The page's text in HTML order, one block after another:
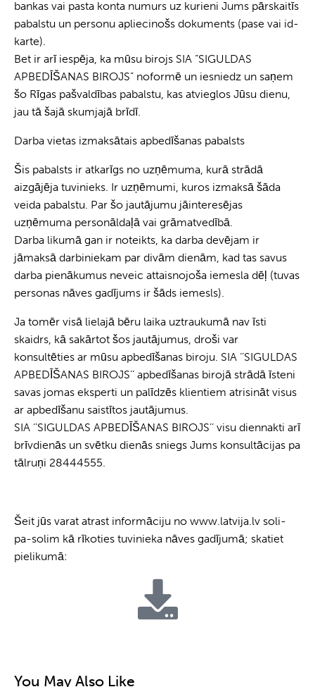
bankas vai pasta konta numurs uz kurieni Jums pārskaitīs
pabalstu un personu apliecinošs dokuments (pase vai id-
karte).
Bet ir arī iespēja, ka mūsu birojs SIA “SIGULDAS
APBEDĪŠANAS BIROJS” noformē un iesniedz un saņem
šo Rīgas pašvaldības pabalstu, kas atvieglos Jūsu dienu,
jau tā šajā skumjajā brīdī.
Darba vietas izmaksātais apbedīšanas pabalsts
Šis pabalsts ir atkarīgs no uzņēmuma, kurā strādā
aizgājēja tuvinieks. Ir uzņēmumi, kuros izmaksā šāda
veida pabalstu. Par šo jautājumu jāinteresējas
uzņēmuma personāldaļā vai grāmatvedībā.
Darba likumā gan ir noteikts, ka darba devējam ir
jāmaksā darbiniekam par divām dienām, kad tas savus
darba pienākumus neveic attaisnojoša iemesla dēļ (tuvas
personas nāves gadījums ir šāds iemesls).
Ja tomēr visā lielajā bēru laika uztraukumā nav īsti
skaidrs, kā sakārtot šos jautājumus, droši var
konsultēties ar mūsu apbedīšanas biroju. SIA ‘’SIGULDAS
APBEDĪŠANAS BIROJS’’ apbedīšanas birojā strādā īsteni
savas jomas eksperti un palīdzēs klientiem atrisināt visus
ar apbedīšanu saistītos jautājumus.
SIA ‘’SIGULDAS APBEDĪŠANAS BIROJS’’ visu diennakti arī
brīvdienās un svētku dienās sniegs Jums konsultācijas pa
tālruņi 28444555.
Šeit jūs varat atrast informāciju no www.latvija.lv soli-
pa-solim kā rīkoties tuvinieka nāves gadījumā; skatiet
pielikumā:
You May Also Like